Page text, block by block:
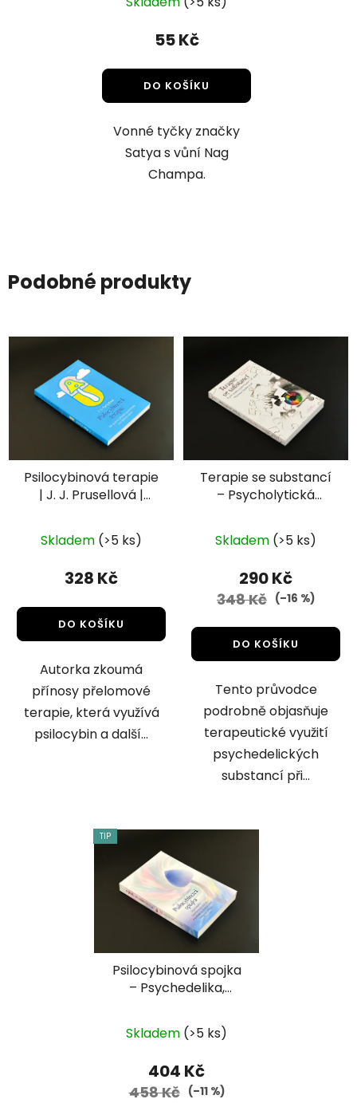
55 Kč
DO KOŠÍKU
Vonné tyčky značky
Satya s vůní Nag
Champa.
Podobné produkty
Psilocybinová terapie
| J. J. Prusellová |
hodnocení
produktu
5,0
hvězdiček.
Skladem (>5 ks)
328 Kč
DO KOŠÍKU
Autorka zkoumá
přínosy přelomové
terapie, která využívá
psilocybin a další...
Terapie se substancí
– Psycholytická
století (Friedrike
Meckelová
Skladem (>5 ks)
290 Kč
348 Kč (–16 %)
DO KOŠÍKU
Tento průvodce
podrobně objasňuje
terapeutické využití
psychedelických
substancí při...
TIP
Psilocybinová spojka
– Psychedelika,
a evoluce na planetě
Zemi (Jahan
hodnocení
produktu
je
Skladem (>5 ks)
404 Kč
458 Kč (–11 %)